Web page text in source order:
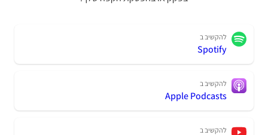
להקשיב ב
Spotify
להקשיב ב
Apple Podcasts
להקשיב ב